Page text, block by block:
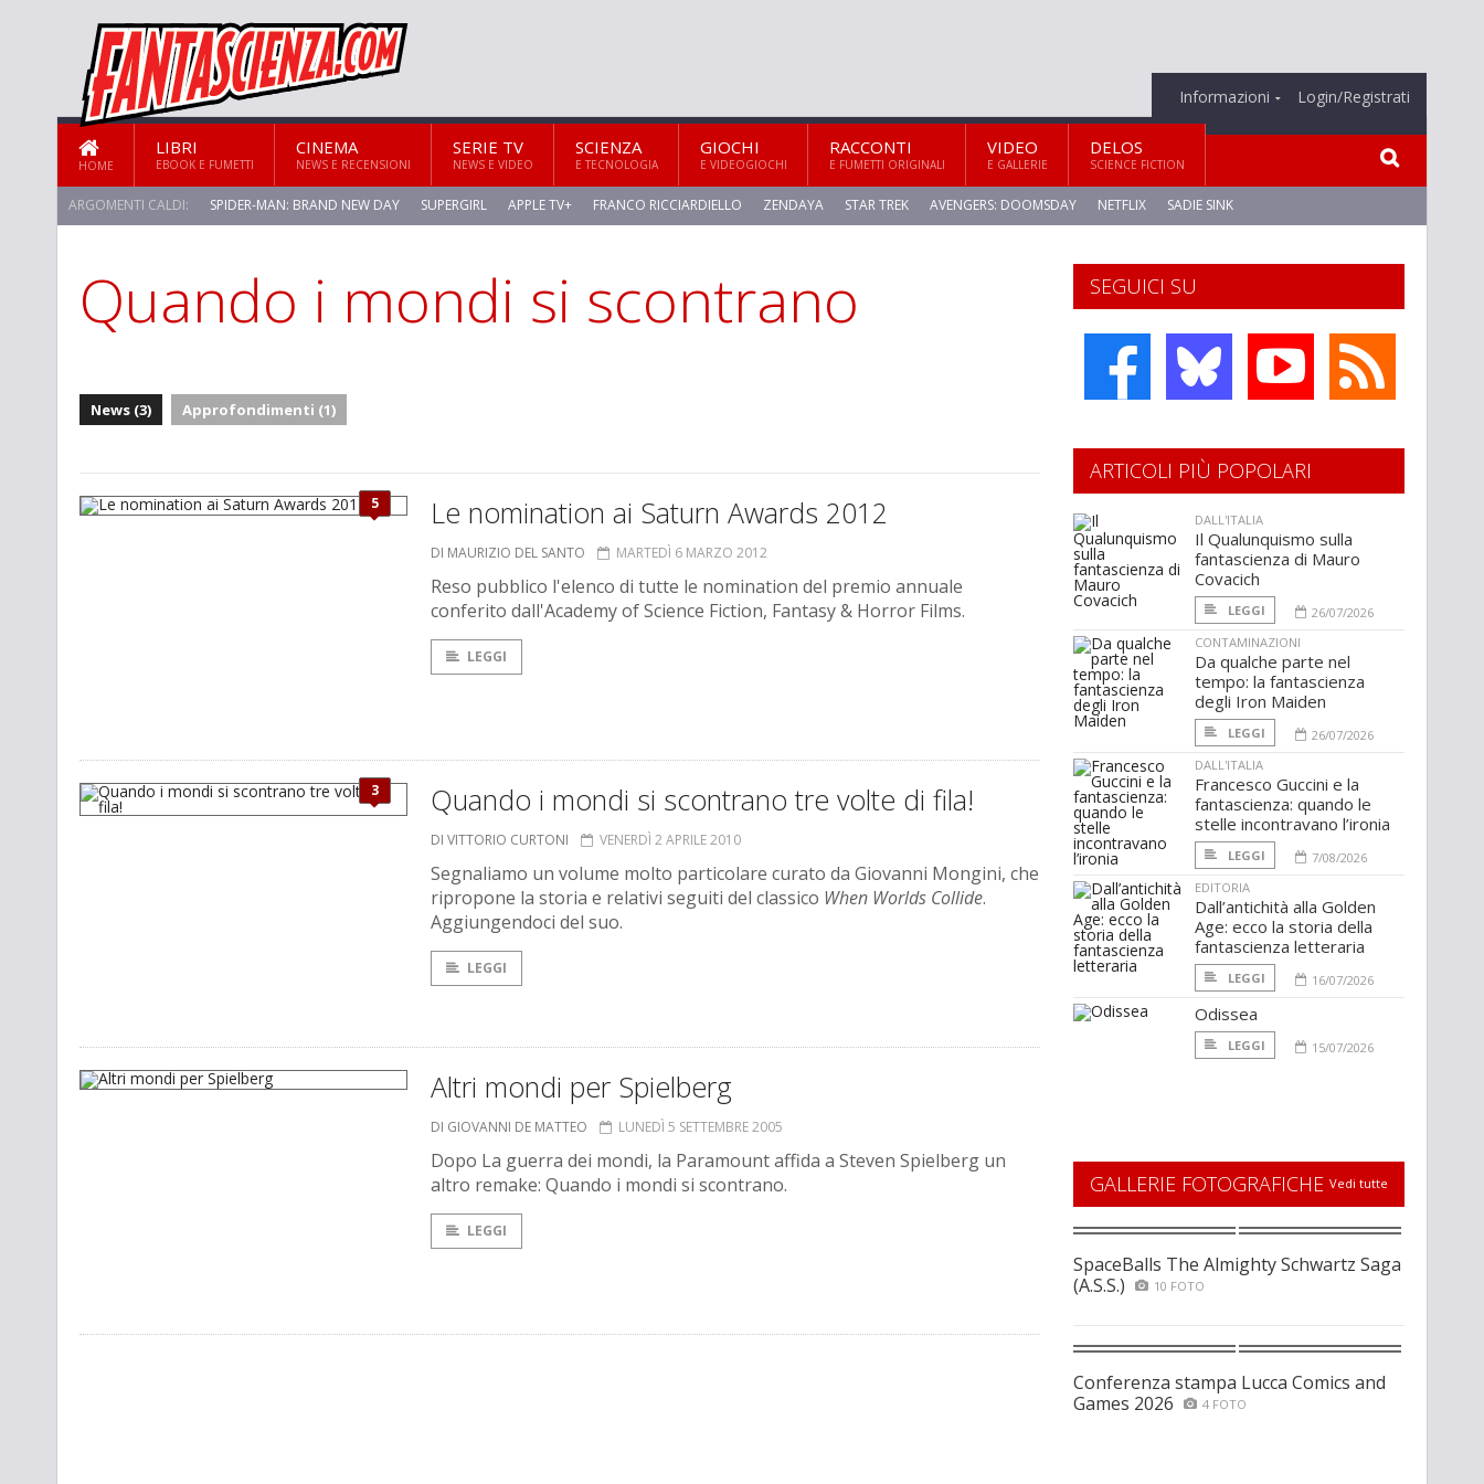
Informazioni Login/Registrati
HOME
LIBRI
EBOOK E FUMETTI
CINEMA
NEWS E RECENSIONI
SERIE TV
NEWS E VIDEO
SCIENZA
E TECNOLOGIA
GIOCHI
E VIDEOGIOCHI
RACCONTI
E FUMETTI ORIGINALI
VIDEO
E GALLERIE
DELOS
SCIENCE FICTION
ARGOMENTI CALDI: SPIDER-MAN: BRAND NEW DAY SUPERGIRL APPLE TV+ FRANCO RICCIARDIELLO ZENDAYA STAR TREK AVENGERS: DOOMSDAY NETFLIX SADIE SINK
STAR TREK: STRANGE NEW WORLDS
Quando i mondi si scontrano
News (3) Approfondimenti (1)
5 Le nomination ai Saturn Awards 2012
DI MAURIZIO DEL SANTO MARTEDÌ 6 MARZO 2012
Reso pubblico l'elenco di tutte le nomination del premio annuale
conferito dall'Academy of Science Fiction, Fantasy & Horror Films.
LEGGI
3 Quando i mondi si scontrano tre volte di fila!
DI VITTORIO CURTONI VENERDÌ 2 APRILE 2010
Segnaliamo un volume molto particolare curato da Giovanni Mongini, che
ripropone la storia e relativi seguiti del classico When Worlds Collide.
Aggiungendoci del suo.
LEGGI
Altri mondi per Spielberg
DI GIOVANNI DE MATTEO LUNEDÌ 5 SETTEMBRE 2005
Dopo La guerra dei mondi, la Paramount affida a Steven Spielberg un
altro remake: Quando i mondi si scontrano.
LEGGI
SEGUICI SU
ARTICOLI PIÙ POPOLARI
DALL'ITALIA
Il Qualunquismo sulla
fantascienza di Mauro
Covacich
LEGGI
26/07/2026
CONTAMINAZIONI
Da qualche parte nel
tempo: la fantascienza
degli Iron Maiden
LEGGI
26/07/2026
DALL'ITALIA
Francesco Guccini e la
fantascienza: quando le
stelle incontravano l’ironia
LEGGI
7/08/2026
EDITORIA
Dall’antichità alla Golden
Age: ecco la storia della
fantascienza letteraria
LEGGI 16/07/2026
Odissea
LEGGI 15/07/2026
GALLERIE FOTOGRAFICHE Vedi tutte
SpaceBalls The Almighty Schwartz Saga
(A.S.S.)
10 FOTO
Conferenza stampa Lucca Comics and
Games 2026
4 FOTO